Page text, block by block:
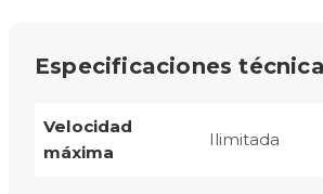
Especificaciones
Velocidad
máxima
Ilimitada